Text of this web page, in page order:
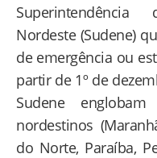
Nordeste (Sudene)
de emergência ou
partir de 1º de
Sudene
nordestinos
do Norte, Paraíba,